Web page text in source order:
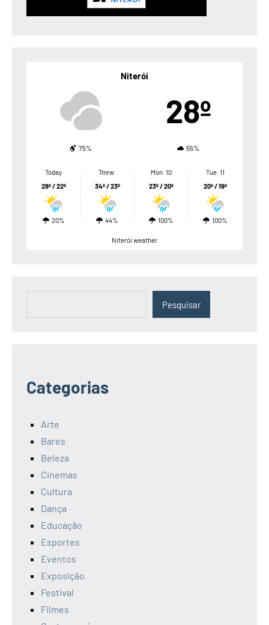
Niterói
28º
75% 55%
Today
28º / 22º
20%
Tmrw.
34º / 23º
44%
Mon. 10
23º / 20º
100%
Tue. 11
20º / 19º
100%
Niterói weather
Pesquisar
Categorias
Arte
Bares
Beleza
Cinemas
Cultura
Dança
Educação
Esportes
Eventos
Exposição
Festival
Filmes